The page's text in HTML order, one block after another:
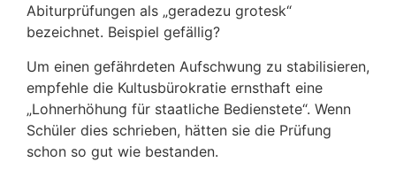
Abiturprüfungen als „geradezu grotesk“
bezeichnet. Beispiel gefällig?
Um einen gefährdeten Aufschwung zu stabilisieren,
empfehle die Kultusbürokratie ernsthaft eine
„Lohnerhöhung für staatliche Bedienstete“. Wenn
Schüler dies schrieben, hätten sie die Prüfung
schon so gut wie bestanden.